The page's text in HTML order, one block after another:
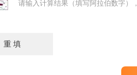
请输入计算结果（填写阿拉伯数字）